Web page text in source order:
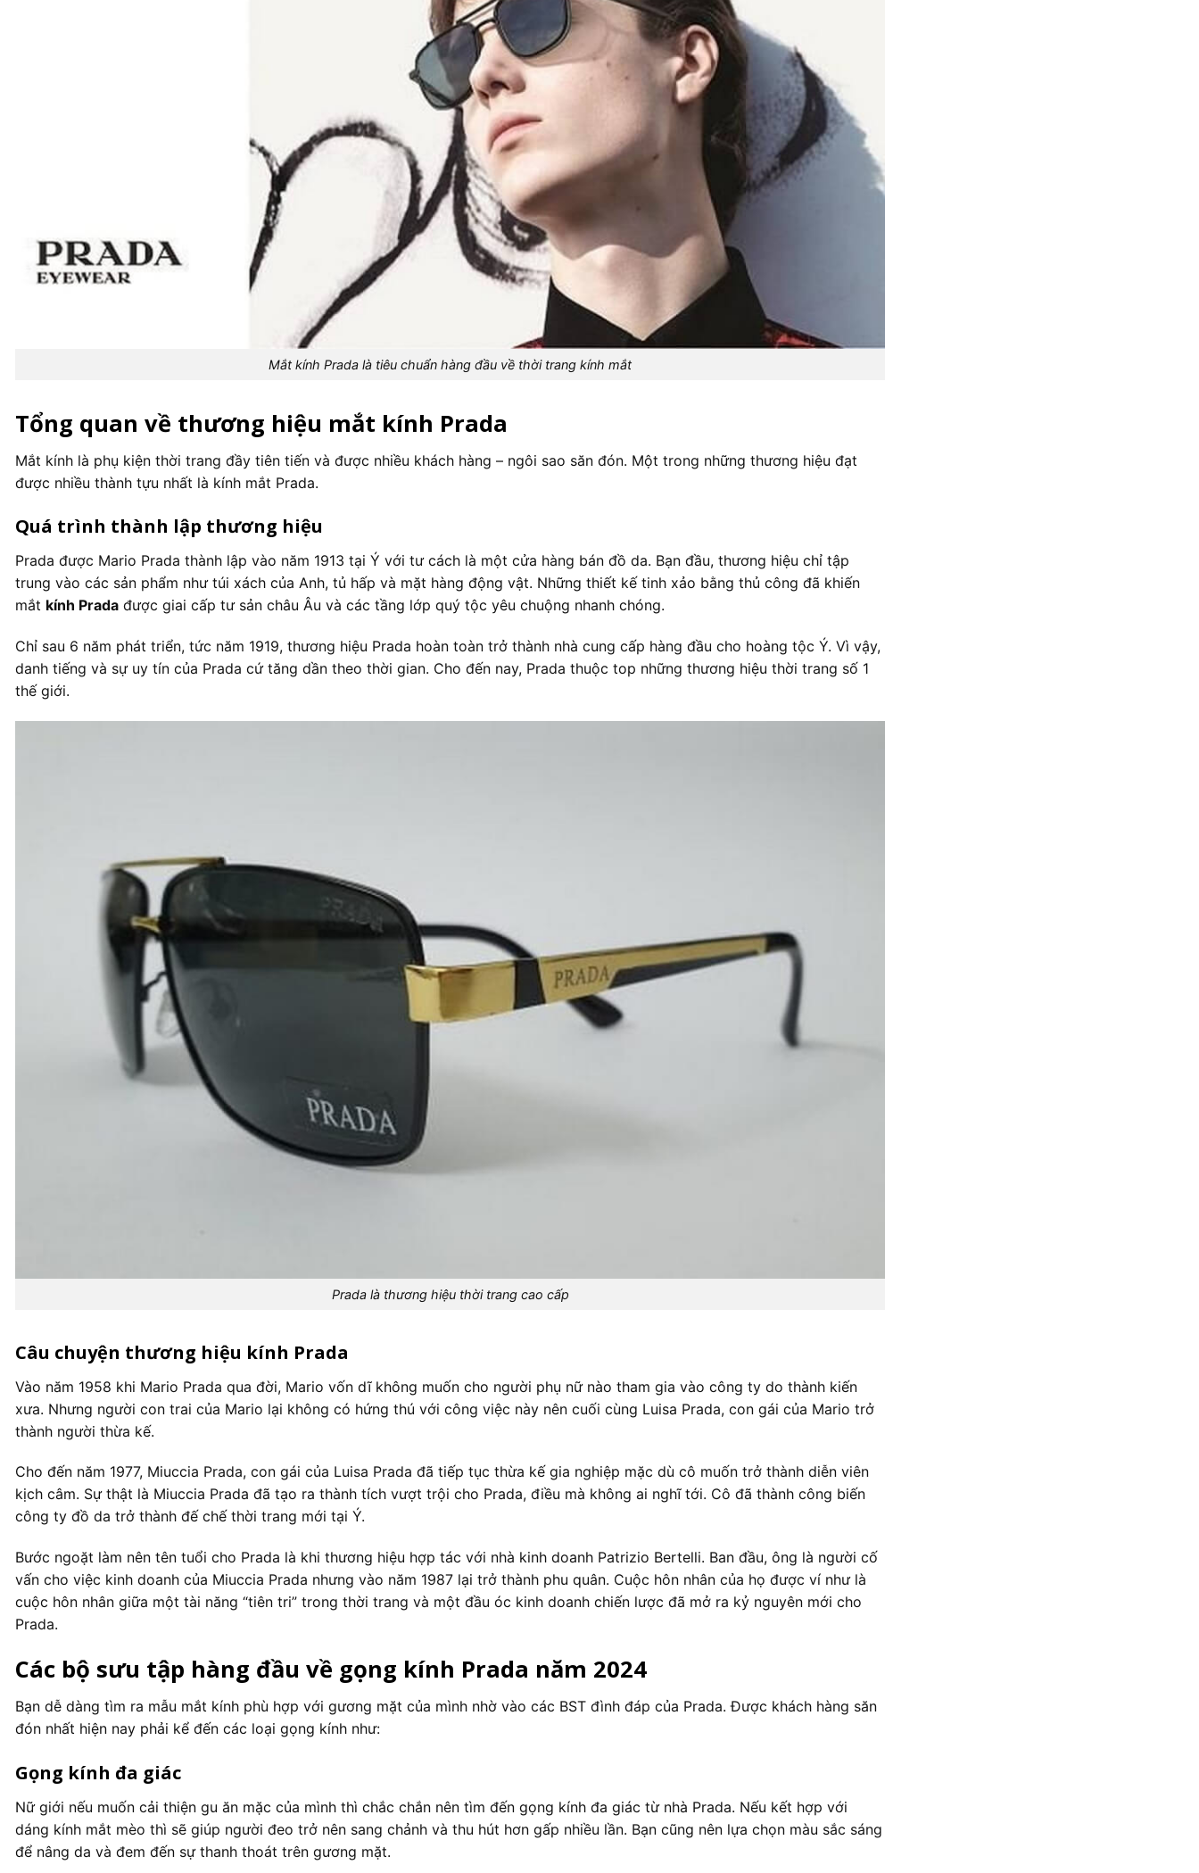
Mắt kính Prada là tiêu chuẩn hàng đầu về thời trang kính mắt
Tổng quan về thương hiệu mắt kính Prada
Mắt kính là phụ kiện thời trang đầy tiên tiến và được nhiều khách hàng – ngôi sao săn đón. Một trong những thương hiệu đạt
được nhiều thành tựu nhất là kính mắt Prada.
Quá trình thành lập thương hiệu
Prada được Mario Prada thành lập vào năm 1913 tại Ý với tư cách là một cửa hàng bán đồ da. Bạn đầu, thương hiệu chỉ tập
trung vào các sản phẩm như túi xách của Anh, tủ hấp và mặt hàng động vật. Những thiết kế tinh xảo bằng thủ công đã khiến
mắt kính Prada được giai cấp tư sản châu Âu và các tầng lớp quý tộc yêu chuộng nhanh chóng.
Chỉ sau 6 năm phát triển, tức năm 1919, thương hiệu Prada hoàn toàn trở thành nhà cung cấp hàng đầu cho hoàng tộc Ý. Vì vậy,
danh tiếng và sự uy tín của Prada cứ tăng dần theo thời gian. Cho đến nay, Prada thuộc top những thương hiệu thời trang số 1
thế giới.
Prada là thương hiệu thời trang cao cấp
Câu chuyện thương hiệu kính Prada
Vào năm 1958 khi Mario Prada qua đời, Mario vốn dĩ không muốn cho người phụ nữ nào tham gia vào công ty do thành kiến
xưa. Nhưng người con trai của Mario lại không có hứng thú với công việc này nên cuối cùng Luisa Prada, con gái của Mario trở
thành người thừa kế.
Cho đến năm 1977, Miuccia Prada, con gái của Luisa Prada đã tiếp tục thừa kế gia nghiệp mặc dù cô muốn trở thành diễn viên
kịch câm. Sự thật là Miuccia Prada đã tạo ra thành tích vượt trội cho Prada, điều mà không ai nghĩ tới. Cô đã thành công biến
công ty đồ da trở thành đế chế thời trang mới tại Ý.
Bước ngoặt làm nên tên tuổi cho Prada là khi thương hiệu hợp tác với nhà kinh doanh Patrizio Bertelli. Ban đầu, ông là người cố
vấn cho việc kinh doanh của Miuccia Prada nhưng vào năm 1987 lại trở thành phu quân. Cuộc hôn nhân của họ được ví như là
cuộc hôn nhân giữa một tài năng “tiên tri” trong thời trang và một đầu óc kinh doanh chiến lược đã mở ra kỷ nguyên mới cho
Prada.
Các bộ sưu tập hàng đầu về gọng kính Prada năm 2024
Bạn dễ dàng tìm ra mẫu mắt kính phù hợp với gương mặt của mình nhờ vào các BST đình đáp của Prada. Được khách hàng săn
đón nhất hiện nay phải kể đến các loại gọng kính như:
Gọng kính đa giác
Nữ giới nếu muốn cải thiện gu ăn mặc của mình thì chắc chắn nên tìm đến gọng kính đa giác từ nhà Prada. Nếu kết hợp với
dáng kính mắt mèo thì sẽ giúp người đeo trở nên sang chảnh và thu hút hơn gấp nhiều lần. Bạn cũng nên lựa chọn màu sắc sáng
để nâng da và đem đến sự thanh thoát trên gương mặt.